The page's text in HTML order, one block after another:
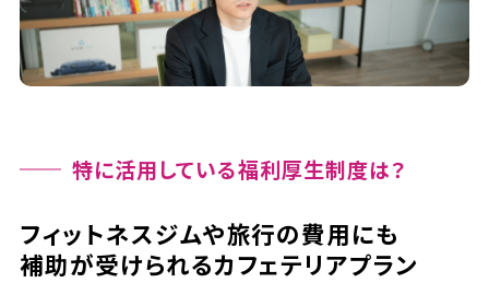
特に活用している福利厚生制度は？
フィットネスジムや旅行の費用にも
補助が受けられるカフェテリアプラン